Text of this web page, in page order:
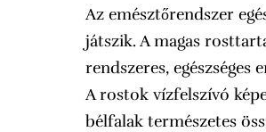
Az emésztőrendszer
játszik. A magas
rendszeres, egészséges
A rostok vízfelszívó
bélfalak természetes